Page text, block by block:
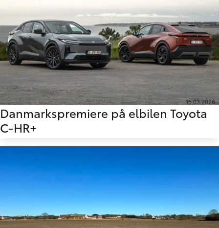
16.03.2026
Danmarkspremiere på elbilen Toyota
C-HR+